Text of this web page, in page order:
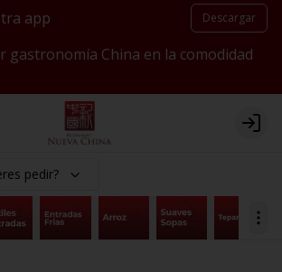
app Descargar
gastronomía China en la comodidad
Login
pedir?